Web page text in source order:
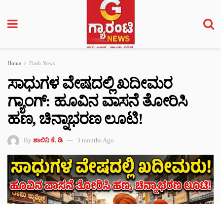
Home Flash News
ಸಾಧುಗಳ ವೇಷದಲ್ಲಿ ಖದೀಮರ
ಗ್ಯಾಂಗ್: ಹೂವಿನ ವಾಸನೆ ತೋರಿಸಿ
ಹಣ, ಚಿನ್ನಾಭರಣ ಲೂಟಿ!
By ಶಾಲಿನಿ ಕೆ. ಡಿ 3 months Ago